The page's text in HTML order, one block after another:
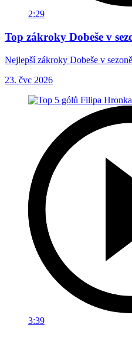
2:29
Top zákroky Dobeše v
Nejlepší zákroky Dobeše v
23. čvc 2026
3:39